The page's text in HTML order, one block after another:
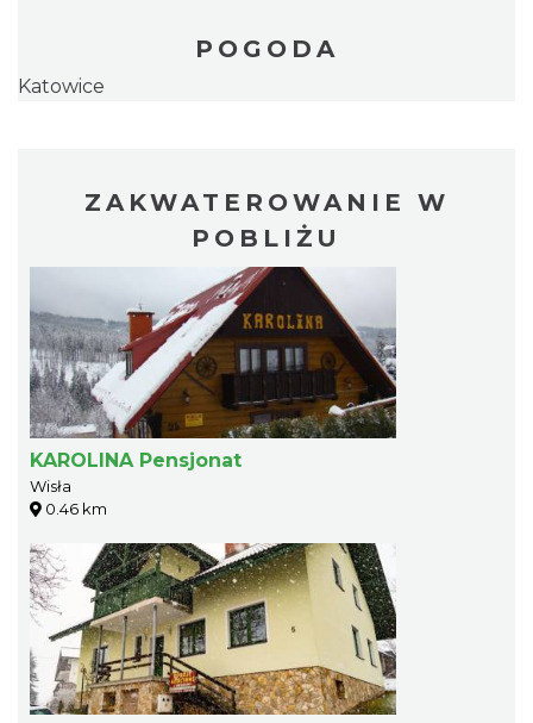
POGODA
Katowice
ZAKWATEROWANIE W
POBLIŻU
KAROLINA Pensjonat
Wisła
0.46 km